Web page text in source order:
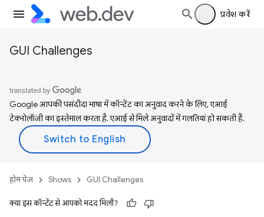
प्रवेश करें
GUI Challenges
Google आपकी पसंदीदा भाषा में कॉन्टेंट का अनुवाद करने के लिए, एआई
टेक्नोलॉजी का इस्तेमाल करता है. एआई से मिले अनुवादों में गलतियां हो सकती हैं.
होम पेज Shows GUI Challenges
क्या इस कॉन्टेंट से आपको मदद मिली?